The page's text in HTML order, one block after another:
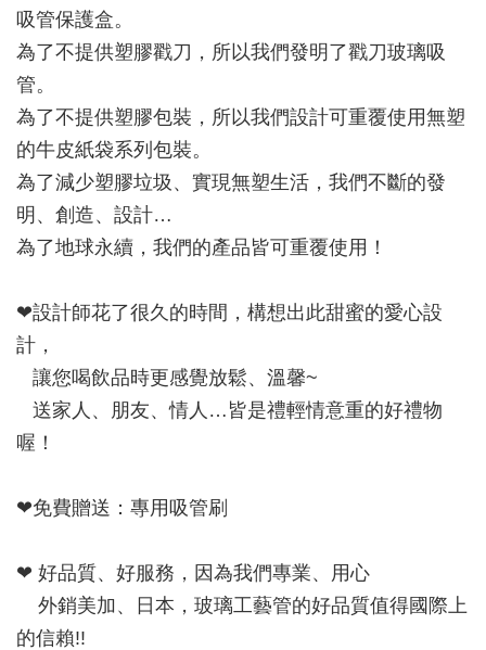
吸管保護盒。
為了不提供塑膠戳刀，所以我們發明了戳刀玻璃吸
管。
為了不提供塑膠包裝，所以我們設計可重覆使用無塑
的牛皮紙袋系列包裝。
為了減少塑膠垃圾、實現無塑生活，我們不斷的發
明、創造、設計…
為了地球永續，我們的產品皆可重覆使用！
❤設計師花了很久的時間，構想出此甜蜜的愛心設
計，
讓您喝飲品時更感覺放鬆、溫馨~
送家人、朋友、情人…皆是禮輕情意重的好禮物
喔！
❤免費贈送：專用吸管刷
❤ 好品質、好服務，因為我們專業、用心
外銷美加、日本，玻璃工藝管的好品質值得國際上
的信賴!!